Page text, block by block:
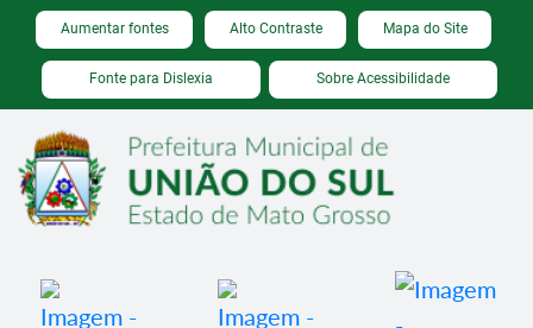
Seção de atalhos e links de acessibilidade
Ir para o conteúdo [alt+1]
Ir para o menu [alt+2]
Ir para a busca [alt+3]
Ir para o rodapé [alt+4]
Aumentar fontes Alto Contraste Mapa do Site
Fonte para Dislexia Sobre Acessibilidade